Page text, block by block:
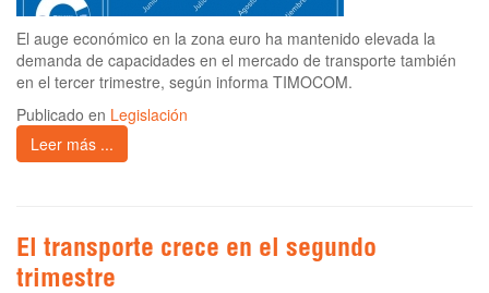
El auge económico en la zona euro ha mantenido elevada la
demanda de capacidades en el mercado de transporte también
en el tercer trimestre, según informa TIMOCOM.
Publicado en Legislación
Leer más ...
El transporte crece en el segundo
trimestre